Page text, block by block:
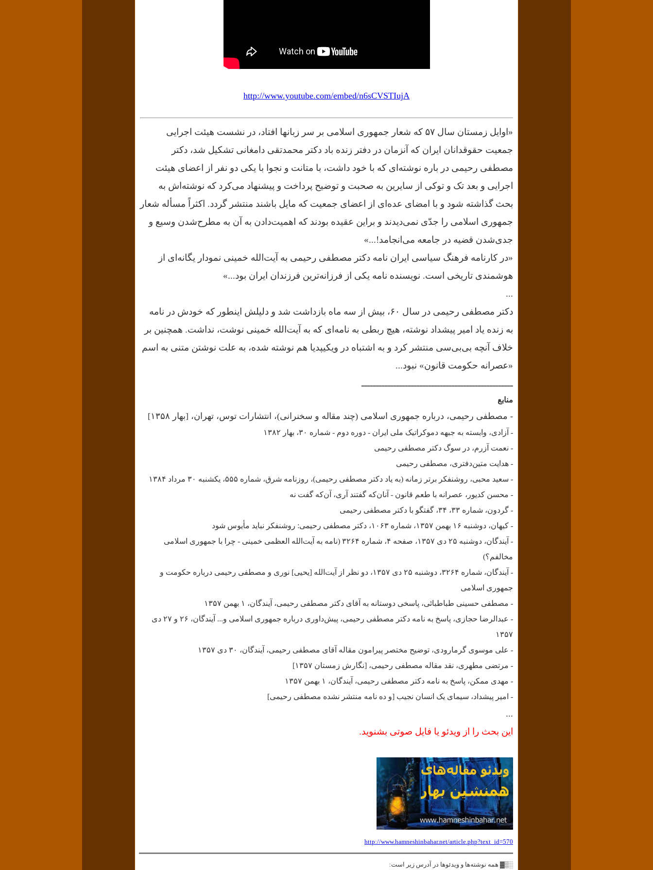
http://www.youtube.com/embed/n6sCVSTIujA
«اوایل زمستان سال ۵۷ که شعار جمهوری اسلامی بر سر زبانها افتاد، در نشست هیئت اجرایی
جمعیت حقوقدانان ایران که آنزمان در دفتر زنده باد دکتر محمدتقی دامغانی تشکیل شد، دکتر
مصطفی رحیمی در باره نوشته‌ای که با خود داشت، با متانت و نجوا با یکی دو نفر از اعضای هیئت
اجرایی و بعد تک و توکی از سایرین به صحبت و توضیح پرداخت و پیشنهاد می‌کرد که نوشته‌اش به
بحث گذاشته شود و با امضای عده‌ای از اعضای جمعیت که مایل باشند منتشر گردد. اکثراً مسأله شعار
جمهوری اسلامی را جدّی نمی‌دیدند و براین عقیده بودند که اهمیت‌دادن به آن به مطرح‌شدن وسیع و
جدی‌شدن قضیه در جامعه می‌انجامد!...»
«در کارنامه فرهنگ سیاسی ایران نامه دکتر مصطفی رحیمی به آیت‌الله خمینی نمودار یگانه‌ای از
هوشمندی تاریخی است. نویسنده نامه یکی از فرزانه‌ترین فرزندان ایران بود...»
...
دکتر مصطفی رحیمی در سال ۶۰، بیش از سه ماه بازداشت شد و دلیلش اینطور که خودش در نامه
به زنده یاد امیر پیشداد نوشته، هیچ ربطی به نامه‌ای که به آیت‌الله خمینی نوشت، نداشت. همچنین بر
خلاف آنچه بی‌بی‌سی منتشر کرد و به اشتباه در ویکیپدیا هم نوشته شده، به علت نوشتن متنی به اسم
«عصرانه حکومت قانون» نبود...
ــــــــــــــــــــــــــــــــــــــــــــــــــــ
منابع
- مصطفی رحیمی، درباره جمهوری اسلامی (چند مقاله و سخنرانی)، انتشارات توس، تهران، [بهار ۱۳۵۸]
- آزادی، وابسته به جبهه دموکراتیک ملی ایران - دوره دوم - شماره ۳۰، بهار ۱۳۸۲
- نعمت آزرم، در سوگ دکتر مصطفی رحیمی
- هدایت متین‌دفتری، مصطفی رحیمی
- سعید محبی، روشنفکر برتر زمانه (به یاد دكتر مصطفی رحیمی)، روزنامه شرق، شماره ۵۵۵، یکشنبه ۳۰ مرداد ۱۳۸۴
- محسن کدیور، عصرانه با طعم قانون - آنان‌که گفتند آری، آن‌که گفت نه
- گردون، شماره ۳۳، ۳۴، گفتگو با دکتر مصطفی رحیمی
- کیهان، دوشنبه ۱۶ بهمن ۱۳۵۷، شماره ۱۰۶۳، دکتر مصطفی رحیمی: روشنفکر نباید مأیوس شود
- آیندگان، دوشنبه ۲۵ دی ۱۳۵۷، صفحه ۴، شماره ۳۲۶۴ (
نامه به آیت‌الله العظمی خمینی - چرا با جمهوری اسلامی
مخالفم؟)
-
آیندگان، شماره ۳۲۶۴، دوشنبه ۲۵ دی ۱۳۵۷، دو نظر از آیت‌الله [یحیی] نوری و مصطفی رحیمی درباره حکومت و
جمهوری اسلامی
- مصطفی حسینی طباطبائی، پاسخی دوستانه به آقای دکتر مصطفی رحیمی، آیندگان، ۱ بهمن ۱۳۵۷
-
عبدالرضا حجازی، پاسخ به نامه دکتر مصطفی رحیمی، پیش‌داوری درباره جمهوری اسلامی و... آیندگان، ۲۶ و ۲۷ دی
۱۳۵۷
- علی موسوی گرمارودی، توضیح مختصر پیرامون مقاله آقای مصطفی رحیمی، آیندگان، ۳۰ دی ۱۳۵۷
- مرتضی مطهری، نقد مقاله مصطفی رحیمی، [نگارش زمستان ۱۳۵۷]
- مهدی ممکن، پاسخ به نامه دکتر مصطفی رحیمی، آیندگان، ۱ بهمن ۱۳۵۷
- امیر پیشداد، سیمای یک انسان نجیب [و ده نامه منتشر نشده مصطفی رحیمی]
...
این بحث را از ویدئو یا فایل صوتی بشنوید.
http://www.hamneshinbahar.net/article.php?text_id=570
░▒▓ همه نوشته‌ها و ویدئوها در آدرس زیر است: